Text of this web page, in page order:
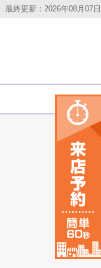
最終更新：2026年08月07日